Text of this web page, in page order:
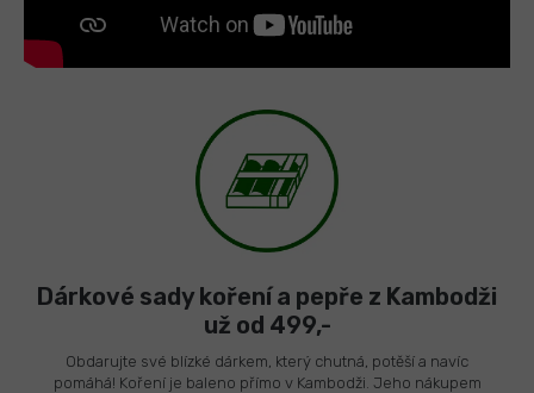
Dárkové sady koření a pepře z Kambodži
už od 499,-
Obdarujte své blízké dárkem, který chutná, potěší a navíc
pomáhá! Koření je baleno přímo v Kambodži. Jeho nákupem